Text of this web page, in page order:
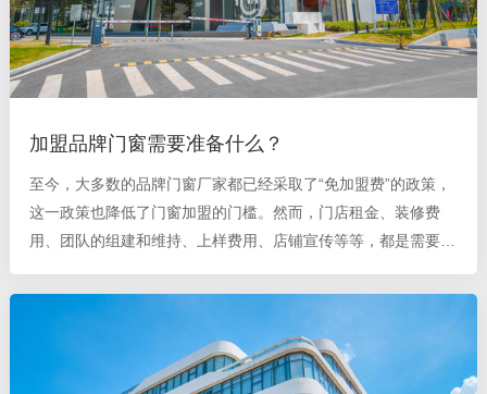
加盟品牌门窗需要准备什么？
至今，大多数的品牌门窗厂家都已经采取了“免加盟费”的政策，
这一政策也降低了门窗加盟的门槛。然而，门店租金、装修费
用、团队的组建和维持、上样费用、店铺宣传等等，都是需要资
身的资金情况，才能